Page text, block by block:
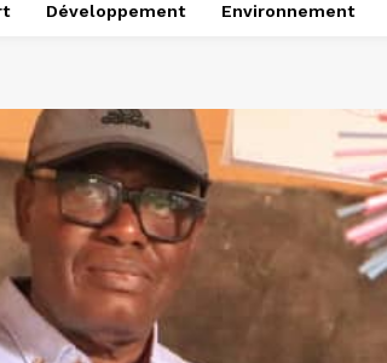
Développement Environnement